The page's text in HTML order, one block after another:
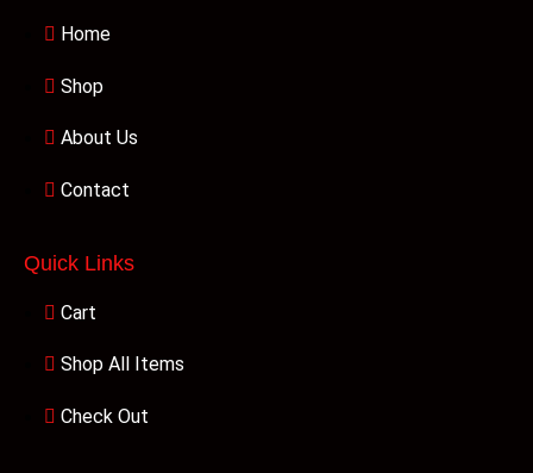
Home
Shop
About Us
Contact
Quick Links
Cart
Shop All Items
Check Out